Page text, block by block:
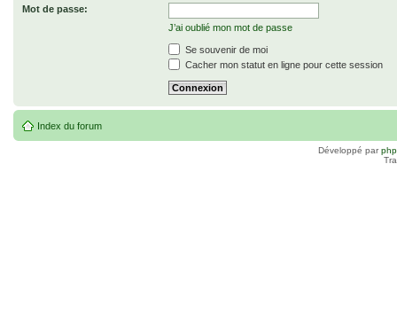
Mot de passe:
J’ai oublié mon mot de passe
Se souvenir de moi
Cacher mon statut en ligne pour cette session
Index du forum
Développé par